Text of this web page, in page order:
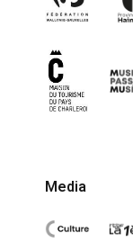
Media